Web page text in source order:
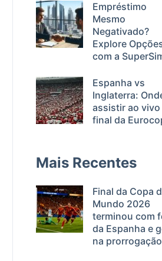
Empréstimo
Mesmo
Negativado?
Explore
com a
Espanha vs
Inglaterra:
assistir ao vivo
final da
Mais Recentes
Final da Copa
Mundo 2026
terminou com
da Espanha e
na prorrogação